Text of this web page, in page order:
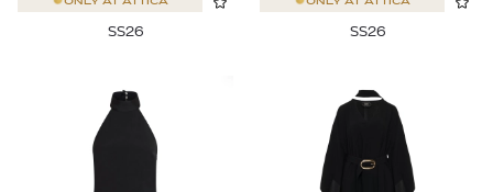
SS26 SS26